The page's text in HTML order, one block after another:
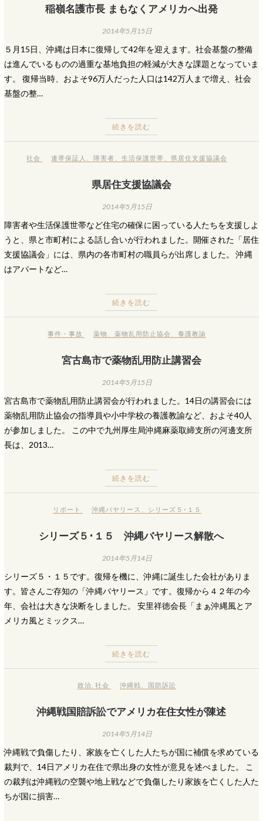
稲嶺名護市長 まもなくアメリカへ出発
2014年5月15日
５月15日、沖縄は日本に復帰して42年を迎えます。社会基盤の整備
は進んでいるものの過重な基地負担の軽減が大きな課題となっていま
す。 復帰当時、およそ96万人だった人口は142万人まで増え、社会
基盤の整…
続きを読む
社会 連帯保証人 、障害者 、生活保護世帯 県居住支援協議会
県居住支援協議会
2014年5月15日
障害者や生活保護世帯など住宅の確保に困っている人たちを支援しよ
うと、県と市町村による話し合いが行われました。開催された「居住
支援協議会」には、県内の各市町村の職員らが出席しました。 沖縄
はアパートなど…
続きを読む
事件・事故 薬物 薬物乱用防止協会 、養護教諭
宮古島市で薬物乱用防止講習会
2014年5月15日
宮古島市で薬物乱用防止講習会が行われました。14日の講習会には
薬物乱用防止協会の指導員や小中学校の養護教諭など、およそ40人
が参加しました。 この中で九州厚生局沖縄麻薬取締支所の河邊支所
長は、2013…
続きを読む
リポート 沖縄バヤリース シリーズ５･１５
シリーズ５･１５ 沖縄バヤリース解散へ
2014年5月14日
シリーズ５・１５です。復帰を機に、沖縄に誕生した会社がありま
す。皆さんご存知の「沖縄バヤリース」です。復帰から４２年の今
年、会社は大きな決断をしました。 安里祥徳会長「まぁ沖縄風とア
メリカ風とミックス…
続きを読む
政治 ,社会 沖縄戦 国賠訴訟
沖縄戦国賠訴訟でアメリカ在住女性が陳述
2014年5月14日
沖縄戦で負傷したり、家族を亡くした人たちが国に補償を求めている
裁判で、14日アメリカ在住で県出身の女性が意見を述べました。 こ
の裁判は沖縄戦の空襲や地上戦などで負傷したり家族を亡くした人た
ちが国に損害…